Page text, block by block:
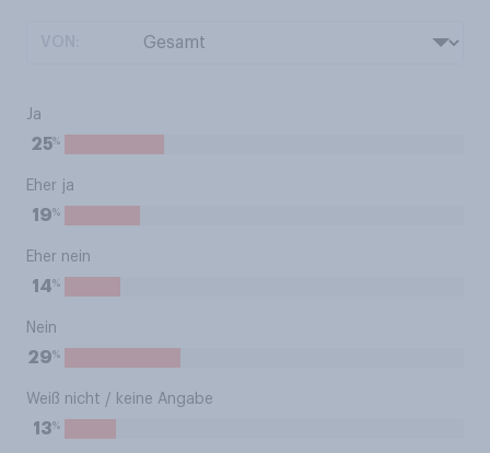
Ja
25%
Eher ja
19%
Eher nein
14%
Nein
29%
Weiß nicht / keine Angabe
13%